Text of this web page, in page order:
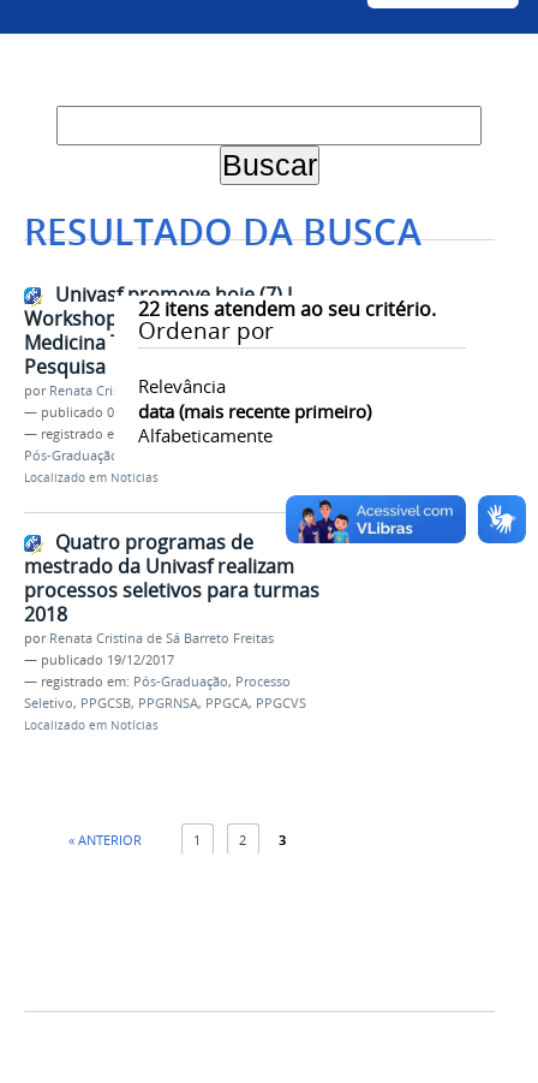
RESULTADO DA BUSCA
22itens atendem ao seu critério.
Ordenar por
Relevância
data (mais recente primeiro)
Alfabeticamente
Univasf promove hoje (7) I
Workshop sobre Zoobiquidade e
Medicina Translacional na
Pesquisa
por Renata Cristina de Sá Barreto Freitas
— publicado 07/05/2018
— registrado em:
Medicina Veterinária,PPGCVS
Pós-Graduação
Localizado em Notícias
Quatro programas de
mestrado da Univasf realizam
processos seletivos para turmas
2018
por Renata Cristina de Sá Barreto Freitas
— publicado 19/12/2017
— registrado em: Pós-Graduação, Processo
Seletivo, PPGCSB, PPGRNSA, PPGCA, PPGCVS
Localizado em Notícias
« ANTERIOR 1 2 3